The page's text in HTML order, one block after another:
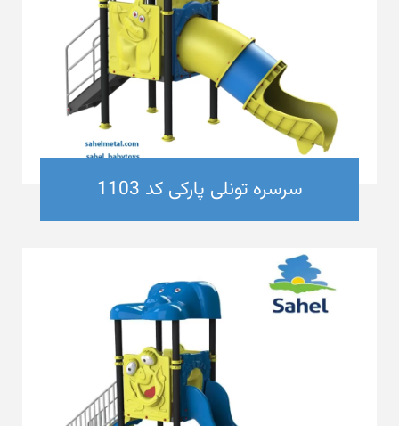
سرسره تونلی پارکی کد 1103